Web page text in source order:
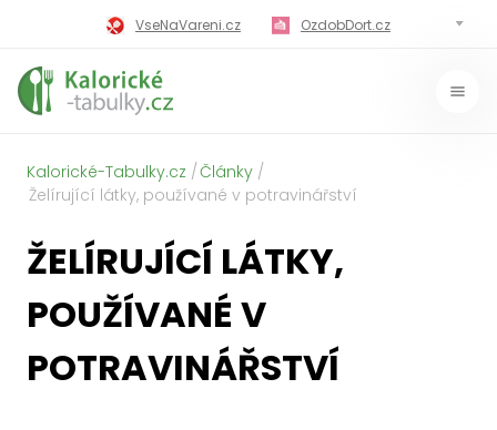
VseNaVareni.cz OzdobDort.cz
MilujiVareni.cz
MilujiCokoladu.cz
MilujiZmrzlinu.cz Kaloricke-tabulky.cz
Kalorické-Tabulky.cz
Články
Želírující látky, používané v potravinářství
ŽELÍRUJÍCÍ LÁTKY,
POUŽÍVANÉ V
POTRAVINÁŘSTVÍ